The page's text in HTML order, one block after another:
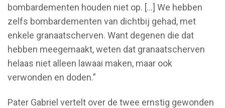
bombardementen houden niet op. [...] We hebben
zelfs bombardementen van dichtbij gehad, met
enkele granaatscherven. Want degenen die dat
hebben meegemaakt, weten dat granaatscherven
helaas niet alleen lawaai maken, maar ook
verwonden en doden.”
Pater Gabriel vertelt over de twee ernstig gewonden